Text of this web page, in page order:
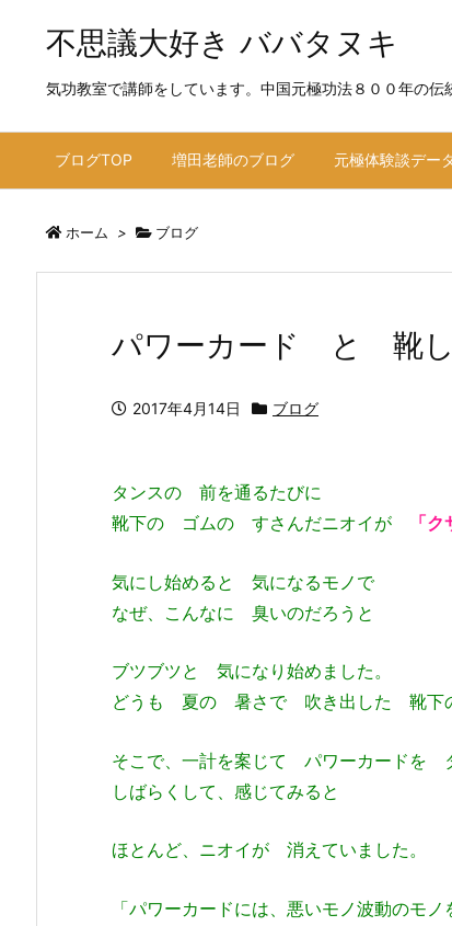
不思議大好き ババタヌキ
気功教室で講師をしています。中国元極功法８００年の伝
ブログTOP 増田老師のブログ 元極体験談デー
ホーム > ブログ
パワーカード と 靴
2017年4月14日 ブログ
タンスの 前を通るたびに
靴下の ゴムの すさんだニオイが
「
気にし始めると 気になるモノで
なぜ、こんなに 臭いのだろうと
ブツブツと 気になり始めました。
どうも 夏の 暑さで 吹き出した 靴下の
そこで、一計を案じて パワーカードを
しばらくして、感じてみると
ほとんど、ニオイが 消えていました。
「パワーカードには、悪いモノ波動の